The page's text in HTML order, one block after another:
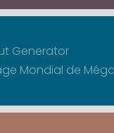
Generator
Mondial de